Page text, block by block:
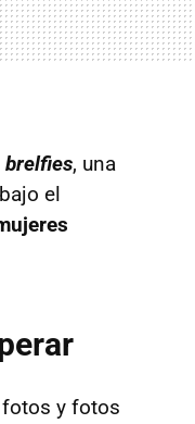
brelfies, una
el
fotos y fotos